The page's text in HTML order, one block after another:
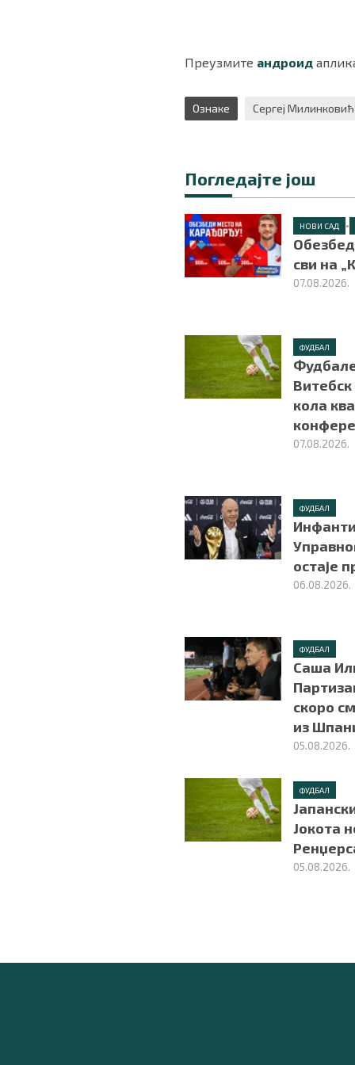
Преузмите андроид
Ознаке Сергеј
Погледајте још
НОВИ САД •
сви на
07.08.2026.
ФУДБАЛ
кола
07.08.2026.
ФУДБАЛ
остаје
06.08.2026.
ФУДБАЛ
Саша
скоро
из
05.08.2026.
ФУДБАЛ
Јокота
05.08.2026.